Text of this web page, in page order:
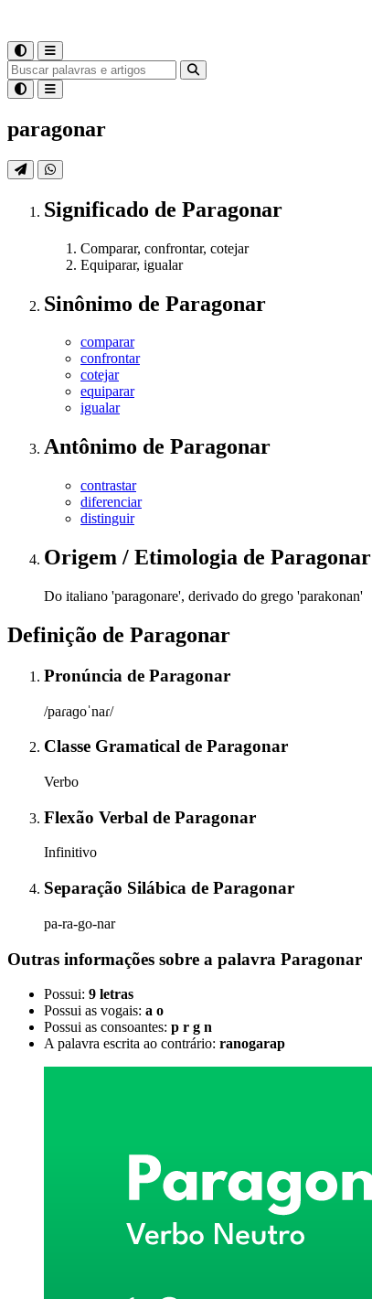
paragonar
Significado de Paragonar
Comparar, confrontar, cotejar
Equiparar, igualar
Sinônimo de Paragonar
comparar
confrontar
cotejar
equiparar
igualar
Antônimo de Paragonar
contrastar
diferenciar
distinguir
Origem / Etimologia de Paragonar
Do italiano 'paragonare', derivado do grego 'parakonan'
Definição de Paragonar
Pronúncia de Paragonar
/paɾaɡoˈnaɾ/
Classe Gramatical de Paragonar
Verbo
Flexão Verbal de Paragonar
Infinitivo
Separação Silábica de Paragonar
pa-ra-go-nar
Outras informações sobre a palavra Paragonar
Possui: 9 letras
Possui as vogais: a o
Possui as consoantes: p r g n
A palavra escrita ao contrário: ranogarap